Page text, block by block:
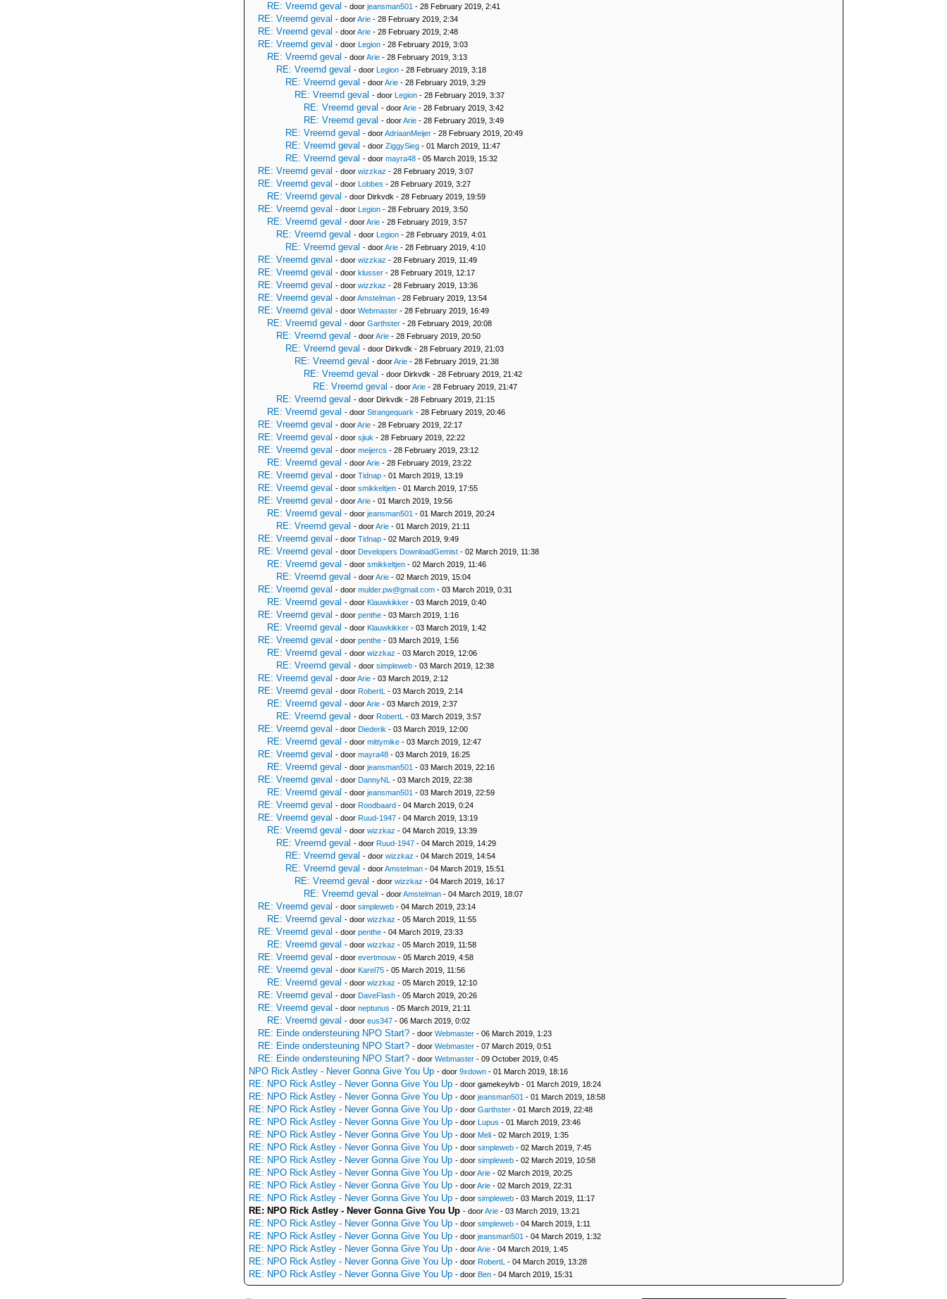
RE: Vreemd geval - door jeansman501 - 28 February 2019, 2:41
RE: Vreemd geval - doorArie - 28 February 2019, 2:34
RE: Vreemd geval - doorArie - 28 February 2019, 2:48
RE: Vreemd geval - door Legion - 28 February 2019, 3:03
RE: Vreemd geval - doorArie - 28 February 2019, 3:13
RE: Vreemd geval - door Legion - 28 February 2019, 3:18
RE: Vreemd geval - doorArie - 28 February 2019, 3:29
RE: Vreemd geval - door Legion - 28 February 2019, 3:37
RE: Vreemd geval - doorArie - 28 February 2019, 3:42
RE: Vreemd geval - doorArie - 28 February 2019, 3:49
RE: Vreemd geval - doorAdriaanMeijer - 28 February 2019, 20:49
RE: Vreemd geval - door ZiggySieg - 01 March 2019, 11:47
RE: Vreemd geval - door mayra48 - 05 March 2019, 15:32
RE: Vreemd geval - door wizzkaz - 28 February 2019, 3:07
RE: Vreemd geval - door Lobbes - 28 February 2019, 3:27
RE: Vreemd geval - door Dirkvdk - 28 February 2019, 19:59
RE: Vreemd geval - door Legion - 28 February 2019, 3:50
RE: Vreemd geval - doorArie - 28 February 2019, 3:57
RE: Vreemd geval - door Legion - 28 February 2019, 4:01
RE: Vreemd geval - doorArie - 28 February 2019, 4:10
RE: Vreemd geval - door wizzkaz - 28 February 2019, 11:49
RE: Vreemd geval - door klusser - 28 February 2019, 12:17
RE: Vreemd geval - door wizzkaz - 28 February 2019, 13:36
RE: Vreemd geval - doorAmstelman - 28 February 2019, 13:54
RE: Vreemd geval - door Webmaster - 28 February 2019, 16:49
RE: Vreemd geval - door Garthster - 28 February 2019, 20:08
RE: Vreemd geval - doorArie - 28 February 2019, 20:50
RE: Vreemd geval - door Dirkvdk - 28 February 2019, 21:03
RE: Vreemd geval - doorArie - 28 February 2019, 21:38
RE: Vreemd geval - door Dirkvdk - 28 February 2019, 21:42
RE: Vreemd geval - doorArie - 28 February 2019, 21:47
RE: Vreemd geval - door Dirkvdk - 28 February 2019, 21:15
RE: Vreemd geval - door Strangequark - 28 February 2019, 20:46
RE: Vreemd geval - doorArie - 28 February 2019, 22:17
RE: Vreemd geval - door sjiuk - 28 February 2019, 22:22
RE: Vreemd geval - door meijercs - 28 February 2019, 23:12
RE: Vreemd geval - doorArie - 28 February 2019, 23:22
RE: Vreemd geval - door Tidnap - 01 March 2019, 13:19
RE: Vreemd geval - door smikkeltjen - 01 March 2019, 17:55
RE: Vreemd geval - doorArie - 01 March 2019, 19:56
RE: Vreemd geval - door jeansman501 - 01 March 2019, 20:24
RE: Vreemd geval - doorArie - 01 March 2019, 21:11
RE: Vreemd geval - door Tidnap - 02 March 2019, 9:49
RE: Vreemd geval - door Developers DownloadGemist - 02 March 2019, 11:38
RE: Vreemd geval - door smikkeltjen - 02 March 2019, 11:46
RE: Vreemd geval - doorArie - 02 March 2019, 15:04
RE: Vreemd geval - door mulder.pw@gmail.com - 03 March 2019, 0:31
RE: Vreemd geval - door Klauwkikker - 03 March 2019, 0:40
RE: Vreemd geval - door penthe - 03 March 2019, 1:16
RE: Vreemd geval - door Klauwkikker - 03 March 2019, 1:42
RE: Vreemd geval - door penthe - 03 March 2019, 1:56
RE: Vreemd geval - door wizzkaz - 03 March 2019, 12:06
RE: Vreemd geval - door simpleweb - 03 March 2019, 12:38
RE: Vreemd geval - doorArie - 03 March 2019, 2:12
RE: Vreemd geval - door RobertL - 03 March 2019, 2:14
RE: Vreemd geval - doorArie - 03 March 2019, 2:37
RE: Vreemd geval - door RobertL - 03 March 2019, 3:57
RE: Vreemd geval - door Diederik - 03 March 2019, 12:00
RE: Vreemd geval - door mittymike - 03 March 2019, 12:47
RE: Vreemd geval - door mayra48 - 03 March 2019, 16:25
RE: Vreemd geval - door jeansman501 - 03 March 2019, 22:16
RE: Vreemd geval - door DannyNL - 03 March 2019, 22:38
RE: Vreemd geval - door jeansman501 - 03 March 2019, 22:59
RE: Vreemd geval - door Roodbaard - 04 March 2019, 0:24
RE: Vreemd geval - door Ruud-1947 - 04 March 2019, 13:19
RE: Vreemd geval - door wizzkaz - 04 March 2019, 13:39
RE: Vreemd geval - door Ruud-1947 - 04 March 2019, 14:29
RE: Vreemd geval - door wizzkaz - 04 March 2019, 14:54
RE: Vreemd geval - doorAmstelman - 04 March 2019, 15:51
RE: Vreemd geval - door wizzkaz - 04 March 2019, 16:17
RE: Vreemd geval - doorAmstelman - 04 March 2019, 18:07
RE: Vreemd geval - door simpleweb - 04 March 2019, 23:14
RE: Vreemd geval - door wizzkaz - 05 March 2019, 11:55
RE: Vreemd geval - door penthe - 04 March 2019, 23:33
RE: Vreemd geval - door wizzkaz - 05 March 2019, 11:58
RE: Vreemd geval - door evertmouw - 05 March 2019, 4:58
RE: Vreemd geval - door Karel75 - 05 March 2019, 11:56
RE: Vreemd geval - door wizzkaz - 05 March 2019, 12:10
RE: Vreemd geval - door DaveFlash - 05 March 2019, 20:26
RE: Vreemd geval - door neptunus - 05 March 2019, 21:11
RE: Vreemd geval - door eus347 - 06 March 2019, 0:02
RE: Einde ondersteuning NPO Start? - door Webmaster - 06 March 2019, 1:23
RE: Einde ondersteuning NPO Start? - door Webmaster - 07 March 2019, 0:51
RE: Einde ondersteuning NPO Start? - door Webmaster - 09 October 2019, 0:45
NPO Rick Astley - Never Gonna Give You Up - door 9xdown - 01 March 2019, 18:16
RE: NPO Rick Astley - Never Gonna Give You Up - door gamekeylvb - 01 March 2019, 18:24
RE: NPO Rick Astley - Never Gonna Give You Up - door jeansman501 - 01 March 2019, 18:58
RE: NPO Rick Astley - Never Gonna Give You Up - door Garthster - 01 March 2019, 22:48
RE: NPO Rick Astley - Never Gonna Give You Up - door Lupus - 01 March 2019, 23:46
RE: NPO Rick Astley - Never Gonna Give You Up - door Meli - 02 March 2019, 1:35
RE: NPO Rick Astley - Never Gonna Give You Up - door simpleweb - 02 March 2019, 7:45
RE: NPO Rick Astley - Never Gonna Give You Up - door simpleweb - 02 March 2019, 10:58
RE: NPO Rick Astley - Never Gonna Give You Up - doorArie - 02 March 2019, 20:25
RE: NPO Rick Astley - Never Gonna Give You Up - doorArie - 02 March 2019, 22:31
RE: NPO Rick Astley - Never Gonna Give You Up - door simpleweb - 03 March 2019, 11:17
RE: NPO Rick Astley - Never Gonna Give You Up - doorArie - 03 March 2019, 13:21
RE: NPO Rick Astley - Never Gonna Give You Up - door simpleweb - 04 March 2019, 1:11
RE: NPO Rick Astley - Never Gonna Give You Up - door jeansman501 - 04 March 2019, 1:32
RE: NPO Rick Astley - Never Gonna Give You Up - doorArie - 04 March 2019, 1:45
RE: NPO Rick Astley - Never Gonna Give You Up - door RobertL - 04 March 2019, 13:28
RE: NPO Rick Astley - Never Gonna Give You Up - door Ben - 04 March 2019, 15:31